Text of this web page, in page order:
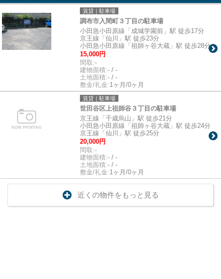
賃貸｜駐車場
調布市入間町３丁目の駐車場
小田急小田原線「成城学園前」駅 徒歩17分
京王線「仙川」駅 徒歩23分
小田急小田原線「祖師ヶ谷大蔵」駅 徒歩28分
15,000円
間取:-
建物面積:- / -
土地面積:- / -
敷金/礼金:1ヶ月/0ヶ月
賃貸｜駐車場
世田谷区上祖師谷３丁目の駐車場
京王線「千歳烏山」駅 徒歩21分
小田急小田原線「祖師ヶ谷大蔵」駅 徒歩24分
京王線「仙川」駅 徒歩25分
20,000円
間取:-
建物面積:- / -
土地面積:- / -
敷金/礼金:1ヶ月/0ヶ月
近くの物件をもっと見る